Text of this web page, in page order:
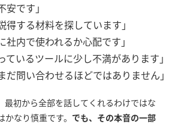
安です」
得する材料を探しています」
社内で使われるか心配です」
ているツールに少し不満があります」
だ問い合わせるほどではありません」
最初から全部を話してくれるわけではな
なり慎重です。 でも、その本音の一部